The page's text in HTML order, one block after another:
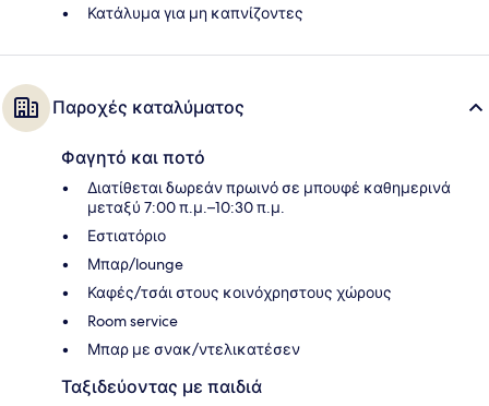
Κατάλυμα για μη καπνίζοντες
Παροχές καταλύματος
Φαγητό και ποτό
Διατίθεται δωρεάν πρωινό σε μπουφέ καθημερινά
μεταξύ 7:00 π.μ.–10:30 π.μ.
Εστιατόριο
Μπαρ/lounge
Καφές/τσάι στους κοινόχρηστους χώρους
Room service
Μπαρ με σνακ/ντελικατέσεν
Ταξιδεύοντας με παιδιά